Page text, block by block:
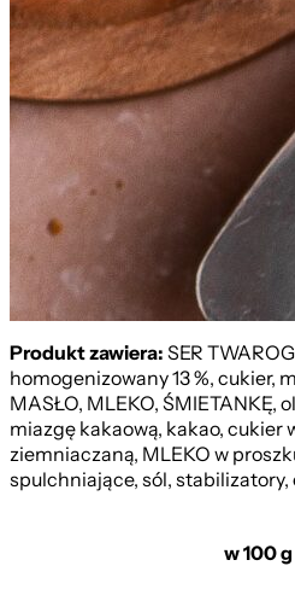
Produkt zawiera:SER
homogenizowany 13 %, cukier,
MASŁO, MLEKO, ŚMIETANKĘ,
miazgę kakaową, kakao, cukier
ziemniaczaną, MLEKO w
spulchniające, sól,
w 100 g